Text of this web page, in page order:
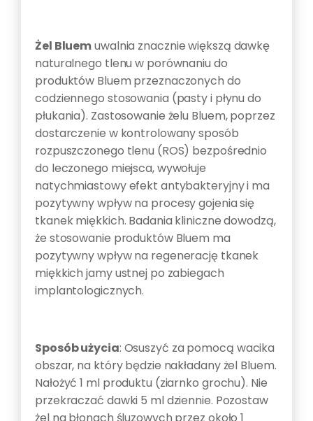
Żel Bluemuwalnia znacznie większą dawkę
naturalnego tlenu w porównaniu do
produktów Bluem przeznaczonych do
codziennego stosowania (pasty i płynu do
płukania). Zastosowanie żelu Bluem, poprzez
dostarczenie w kontrolowany sposób
rozpuszczonego tlenu (ROS) bezpośrednio
do leczonego miejsca, wywołuje
natychmiastowy efekt antybakteryjny i ma
pozytywny wpływ na procesy gojenia się
tkanek miękkich. Badania kliniczne dowodzą,
że stosowanie produktów Bluem ma
pozytywny wpływ na regenerację tkanek
miękkich jamy ustnej po zabiegach
implantologicznych.
Sposób użycia: Osuszyć za pomocą wacika
obszar, na który będzie nakładany żel Bluem.
Nałożyć 1 ml produktu (ziarnko grochu). Nie
przekraczać dawki 5 ml dziennie. Pozostaw